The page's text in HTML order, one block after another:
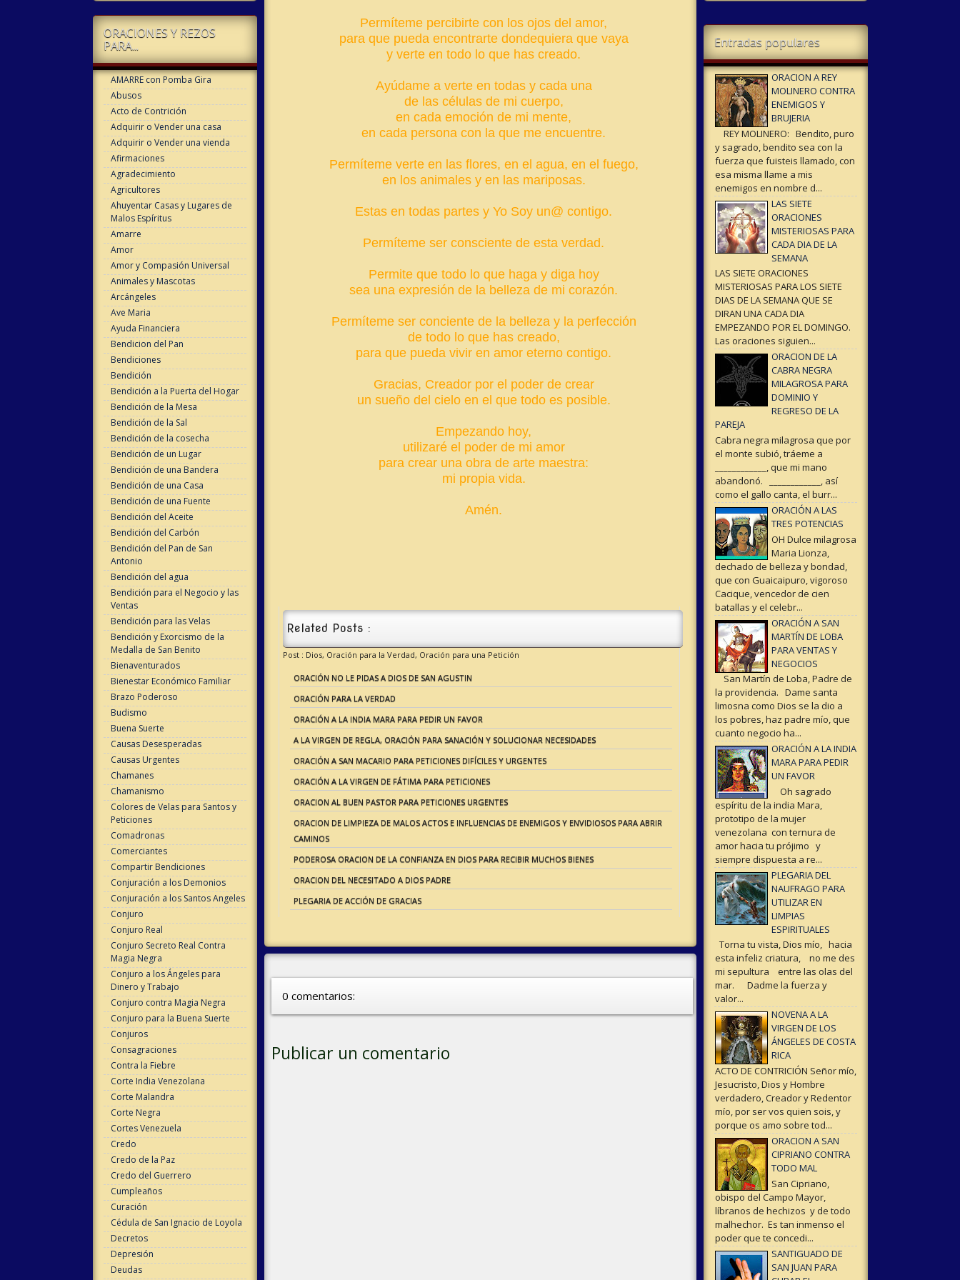
ORACIONES Y REZOS
PARA...
AMARRE con Pomba Gira
Abusos
Acto de Contrición
Adquirir o Vender una casa
Adquirir o Vender una vienda
Afirmaciones
Agradecimiento
Agricultores
Ahuyentar Casas y Lugares de
Malos Espíritus
Amarre
Amor
Amor y Compasión Universal
Animales y Mascotas
Arcángeles
Ave Maria
Ayuda Financiera
Bendicion del Pan
Bendiciones
Bendición
Bendición a la Puerta del Hogar
Bendición de la Mesa
Bendición de la Sal
Bendición de la cosecha
Bendición de un Lugar
Bendición de una Bandera
Bendición de una Casa
Bendición de una Fuente
Bendición del Aceite
Bendición del Carbón
Bendición del Pan de San
Antonio
Bendición del agua
Bendición para el Negocio y las
Ventas
Bendición para las Velas
Bendición y Exorcismo de la
Medalla de San Benito
Bienaventurados
Bienestar Económico Familiar
Brazo Poderoso
Budismo
Buena Suerte
Causas Desesperadas
Causas Urgentes
Chamanes
Chamanismo
Colores de Velas para Santos y
Peticiones
Comadronas
Comerciantes
Compartir Bendiciones
Conjuración a los Demonios
Conjuración a los Santos Angeles
Conjuro
Conjuro Real
Conjuro Secreto Real Contra
Magia Negra
Conjuro a los Ángeles para
Dinero y Trabajo
Conjuro contra Magia Negra
Conjuro para la Buena Suerte
Conjuros
Consagraciones
Contra la Fiebre
Corte India Venezolana
Corte Malandra
Corte Negra
Cortes Venezuela
Credo
Credo de la Paz
Credo del Guerrero
Cumpleaños
Curación
Cédula de San Ignacio de Loyola
Decretos
Depresión
Deudas
Permíteme percibirte con los ojos del amor,
para que pueda encontrarte dondequiera que vaya
y verte en todo lo que has creado.
Ayúdame a verte en todas y cada una
de las células de mi cuerpo,
en cada emoción de mi mente,
en cada persona con la que me encuentre.
Permíteme verte en las flores, en el agua, en el fuego,
en los animales y en las mariposas.
Estas en todas partes y Yo Soy un@ contigo.
Permíteme ser consciente de esta verdad.
Permite que todo lo que haga y diga hoy
sea una expresión de la belleza de mi corazón.
Permíteme ser conciente de la belleza y la perfección
de todo lo que has creado,
para que pueda vivir en amor eterno contigo.
Gracias, Creador por el poder de crear
un sueño del cielo en el que todo es posible.
Empezando hoy,
utilizaré el poder de mi amor
para crear una obra de arte maestra:
mi propia vida.
Amén.
Related Posts :
Post : Dios, Oración para la Verdad, Oración para una Petición
ORACIÓN NO LE PIDAS A DIOS DE SAN AGUSTIN
ORACIÓN PARA LA VERDAD
ORACIÓN A LA INDIA MARA PARA PEDIR UN FAVOR
A LA VIRGEN DE REGLA, ORACIÓN PARA SANACIÓN Y SOLUCIONAR NECESIDADES
ORACIÓN A SAN MACARIO PARA PETICIONES DIFÍCILES Y URGENTES
ORACIÓN A LA VIRGEN DE FÁTIMA PARA PETICIONES
ORACION AL BUEN PASTOR PARA PETICIONES URGENTES
ORACION DE LIMPIEZA DE MALOS ACTOS E INFLUENCIAS DE ENEMIGOS Y ENVIDIOSOS PARA ABRIR
CAMINOS
PODEROSA ORACION DE LA CONFIANZA EN DIOS PARA RECIBIR MUCHOS BIENES
ORACION DEL NECESITADO A DIOS PADRE
PLEGARIA DE ACCIÓN DE GRACIAS
0 comentarios:
Publicar un comentario
Entradas populares
ORACION A REY
MOLINERO CONTRA
ENEMIGOS Y
BRUJERIA
REY MOLINERO: Bendito, puro
y sagrado, bendito sea con la
fuerza que fuisteis llamado, con
esa misma llame a mis
enemigos en nombre d...
LAS SIETE
ORACIONES
MISTERIOSAS PARA
CADA DIA DE LA
SEMANA
LAS SIETE ORACIONES
MISTERIOSAS PARA LOS SIETE
DIAS DE LA SEMANA QUE SE
DIRAN UNA CADA DIA
EMPEZANDO POR EL DOMINGO.
Las oraciones siguien...
ORACION DE LA
CABRA NEGRA
MILAGROSA PARA
DOMINIO Y
REGRESO DE LA
PAREJA
Cabra negra milagrosa que por
el monte subió, tráeme a
____________, que mi mano
abandonó. ____________, así
como el gallo canta, el burr...
ORACIÓN A LAS
TRES POTENCIAS
OH Dulce milagrosa
Maria Lionza,
dechado de belleza y bondad,
que con Guaicaipuro, vigoroso
Cacique, vencedor de cien
batallas y el celebr...
ORACIÓN A SAN
MARTÍN DE LOBA
PARA VENTAS Y
NEGOCIOS
San Martín de Loba, Padre de
la providencia. Dame santa
limosna como Dios se la dio a
los pobres, haz padre mío, que
cuanto negocio ha...
ORACIÓN A LA INDIA
MARA PARA PEDIR
UN FAVOR
Oh sagrado
espíritu de la india Mara,
prototipo de la mujer
venezolana con ternura de
amor hacia tu prójimo y
siempre dispuesta a re...
PLEGARIA DEL
NAUFRAGO PARA
UTILIZAR EN
LIMPIAS
ESPIRITUALES
Torna tu vista, Dios mío, hacia
esta infeliz criatura, no me des
mi sepultura entre las olas del
mar. Dadme la fuerza y
valor...
NOVENA A LA
VIRGEN DE LOS
ÁNGELES DE COSTA
RICA
ACTO DE CONTRICIÓN Señor mío,
Jesucristo, Dios y Hombre
verdadero, Creador y Redentor
mío, por ser vos quien sois, y
porque os amo sobre tod...
ORACION A SAN
CIPRIANO CONTRA
TODO MAL
San Cipriano,
obispo del Campo Mayor,
líbranos de hechizos y de todo
malhechor. Es tan inmenso el
poder que te concedi...
SANTIGUADO DE
SAN JUAN PARA